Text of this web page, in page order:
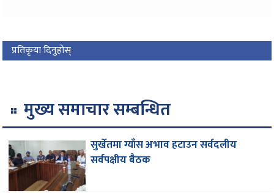
प्रतिकृया दिनुहोस्
मुख्य समाचार सम्बन्धित
सुर्खेतमा ग्याँस अभाव हटाउन सर्वदलीय
सर्वपक्षीय बैठक